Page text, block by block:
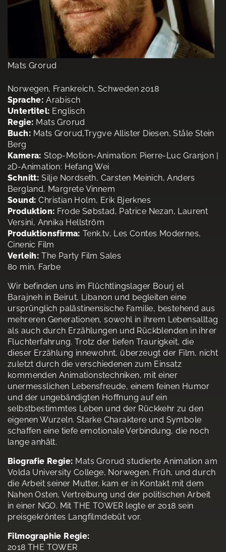
Mats Grorud
Norwegen, Frankreich, Schweden 2018
Sprache: Arabisch
Untertitel: Englisch
Regie: Mats Grorud
Buch: Mats Grorud,Trygve Allister Diesen, Ståle Stein
Berg
Kamera: Stop-Motion-Animation: Pierre-Luc Granjon |
2D-Animation: Hefang Wei
Schnitt: Silje Nordseth, Carsten Meinich, Anders
Bergland, Margrete Vinnem
Sound: Christian Holm, Erik Bjerknes
Produktion: Frode Søbstad, Patrice Nezan, Laurent
Versini, Annika Hellström
Produktionsfirma: Tenk.tv, Les Contes Modernes,
Cinenic Film
Verleih: The Party Film Sales
80 min, Farbe
Wir befinden uns im Flüchtlingslager Bourj el
Barajneh in Beirut, Libanon und begleiten eine
ursprünglich palästinensische Familie, bestehend aus
mehreren Generationen, sowohl in ihrem Lebensalltag
als auch durch Erzählungen und Rückblenden in ihrer
Fluchterfahrung. Trotz der tiefen Traurigkeit, die
dieser Erzählung innewohnt, überzeugt der Film, nicht
zuletzt durch die verschiedenen zum Einsatz
kommenden Animationstechniken, mit einer
unermesslichen Lebensfreude, einem feinen Humor
und der ungebändigten Hoffnung auf ein
selbstbestimmtes Leben und der Rückkehr zu den
eigenen Wurzeln. Starke Charaktere und Symbole
schaffen eine tiefe emotionale Verbindung, die noch
lange anhält.
Biografie Regie: Mats Grorud studierte Animation am
Volda University College, Norwegen. Früh, und durch
die Arbeit seiner Mutter, kam er in Kontakt mit dem
Nahen Osten, Vertreibung und der politischen Arbeit
in einer NGO. Mit THE TOWER legte er 2018 sein
preisgekröntes Langfilmdebüt vor.
Filmographie Regie:
2018 THE TOWER